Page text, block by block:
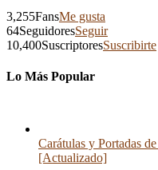
3,255FansMe gusta
64SeguidoresSeguir
10,400SuscriptoresSuscribirte
Lo Más Popular
Carátulas y Portadas
[Actualizado]